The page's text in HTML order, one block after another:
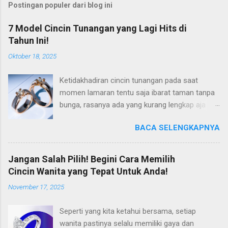
Postingan populer dari blog ini
7 Model Cincin Tunangan yang Lagi Hits di
Tahun Ini!
Oktober 18, 2025
Ketidakhadiran cincin tunangan pada saat
momen lamaran tentu saja ibarat taman tanpa
bunga, rasanya ada yang kurang lengkap aja
lamaran ini semakin berkembang, dan hadir
dalam varian harga yang lebih terjangkau. Jadi
tidak ada alasan lagi untuk Anda tidak mengisi
momen lamaran Anda dengan cincin lamaran
yang tepat. Kalaupun Anda sedang mencari
inspirasi mengenai cincin tunangan yang tepat,
Sebab pada kesempatan kali ini, kami akan
BACA SELENGKAPNYA
Jangan Salah Pilih! Begini Cara Memilih
Cincin Wanita yang Tepat Untuk Anda!
November 17, 2025
Seperti yang kita ketahui bersama, setiap
wanita pastinya selalu memiliki gaya dan